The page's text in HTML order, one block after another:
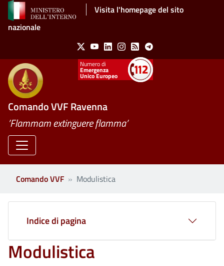
Salta al contenuto principaleVisita l'homepage del sito
nazionale
Social Menu
X YoutubeLinkedinInstagram
Feed Telegram
Emergenza
Unico Europeo
Comando VVF Ravenna
’Flammam extinguere flamma’
Comando VVF Modulistica
Modulistica
Indice di pagina